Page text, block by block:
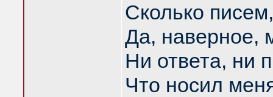
Сколько
Да, наверное,
Ни ответа, ни
Что носил